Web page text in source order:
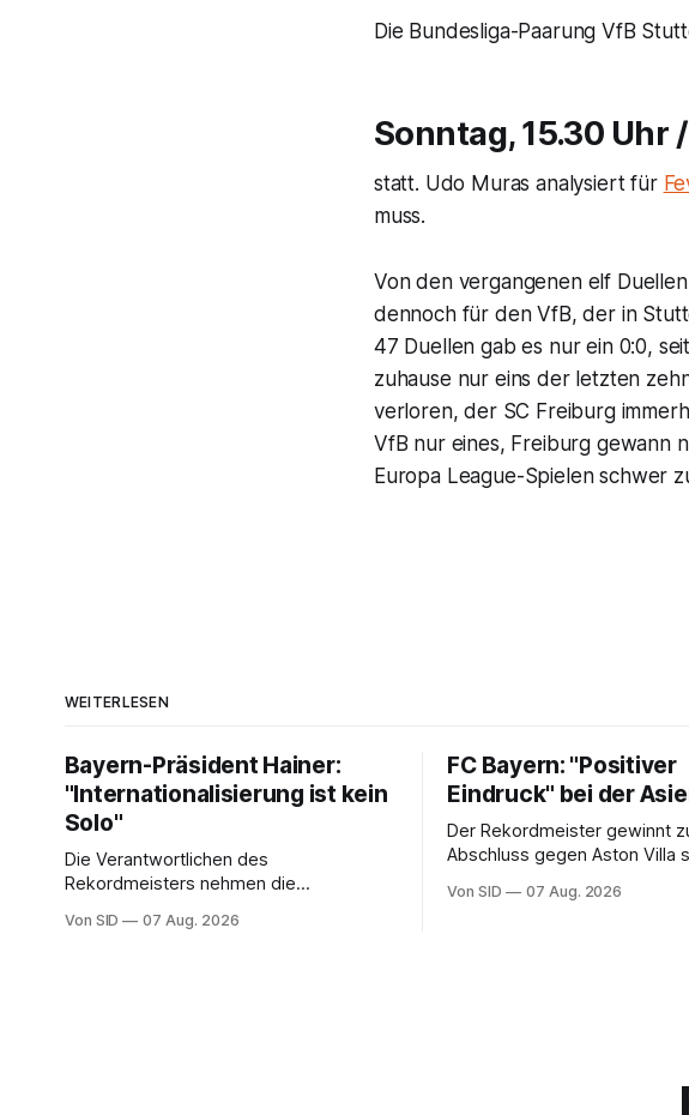
Die Bundesliga-Paarung VfB
Sonntag, 15.30 Uhr
statt. Udo Muras analysiert für
muss.
Von den vergangenen elf
dennoch für den VfB, der in
47 Duellen gab es nur ein 0:0,
zuhause nur eins der letzten
verloren, der SC Freiburg
VfB nur eines, Freiburg gewann
Europa League-Spielen schwer
WEITERLESEN
Bayern-Präsident Hainer:
"Internationalisierung ist kein
Solo"
Die Verantwortlichen des
Rekordmeisters nehmen die
Asienreise einmal mehr in die Pflicht.
Von SID 07 Aug. 2026
FC Bayern: "Positiver
Eindruck" bei der
Der Rekordmeister gewinnt
Abschluss gegen Aston Villa
Manuel Neuers Saisonpremiere
Von SID 07 Aug. 2026